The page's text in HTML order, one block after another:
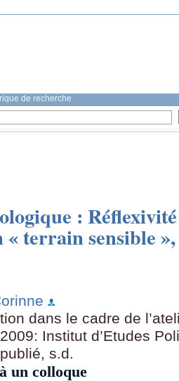
de recherche
:
terrain sensible
dans le cadre de
Institut d’Etudes
s.d.
un colloque